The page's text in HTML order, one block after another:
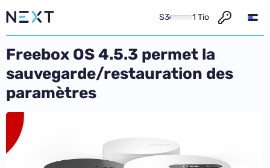
S3 1 Tio
Freebox OS 4.5.3 permet la
sauvegarde/restauration des
paramètres